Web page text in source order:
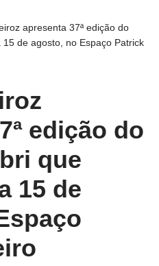
apresenta 37ª edição do
de agosto, no Espaço Patrick
edição do
que
15 de